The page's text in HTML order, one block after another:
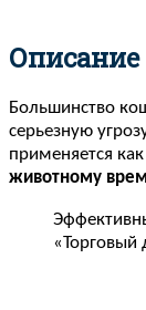
Большинство
серьезную
применяется
животному
«Торговый